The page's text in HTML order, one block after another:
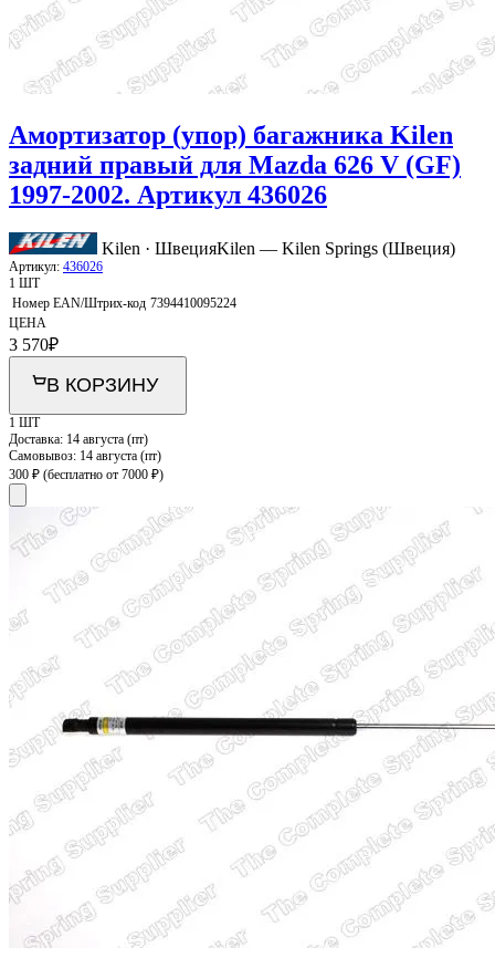
Амортизатор (упор) багажника Kilen
задний правый для Mazda 626 V (GF)
1997-2002. Артикул 436026
Kilen · ШвецияKilen — Kilen Springs (Швеция)
Артикул: 436026
1 ШТ
Номер EAN/Штрих-код 7394410095224
ЦЕНА
3 570₽
В КОРЗИНУ
1 ШТ
Доставка: 14 августа (пт)
Самовывоз: 14 августа (пт)
300 ₽ (бесплатно от 7000 ₽)